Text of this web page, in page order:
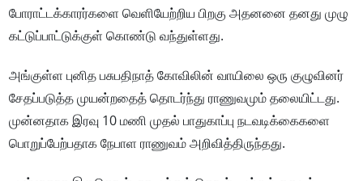
போராட்டக்காரர்களை வெளியேற்றிய பிறகு அதனனை தனது முழு
கட்டுப்பாட்டுக்குள் கொண்டு வந்துள்ளது.
அங்குள்ள புனித பசுபதிநாத் கோவிலின் வாயிலை ஒரு குழுவினர்
சேதப்படுத்த முயன்றதைத் தொடர்ந்து ராணுவமும் தலையிட்டது.
முன்னதாக இரவு 10 மணி முதல் பாதுகாப்பு நடவடிக்கைகளை
பொறுப்பேற்பதாக நேபாள ராணுவம் அறிவித்திருந்தது.